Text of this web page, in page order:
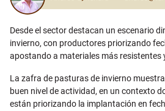
Desde el sector destacan un escenario
invierno, con productores priorizando
apostando a materiales más resistentes
La zafra de pasturas de invierno
buen nivel de actividad, en un contexto
están priorizando la implantación en